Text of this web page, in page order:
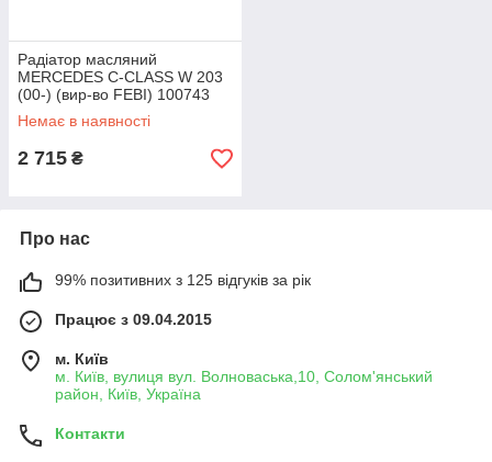
Радіатор масляний
MERCEDES C-CLASS W 203
(00-) (вир-во FEBI) 100743
Немає в наявності
2 715 ₴
Про нас
99% позитивних з 125 відгуків за рік
Працює з 09.04.2015
м. Київ
м. Київ, вулиця вул. Волноваська,10, Солом'янський
район, Київ, Україна
Контакти